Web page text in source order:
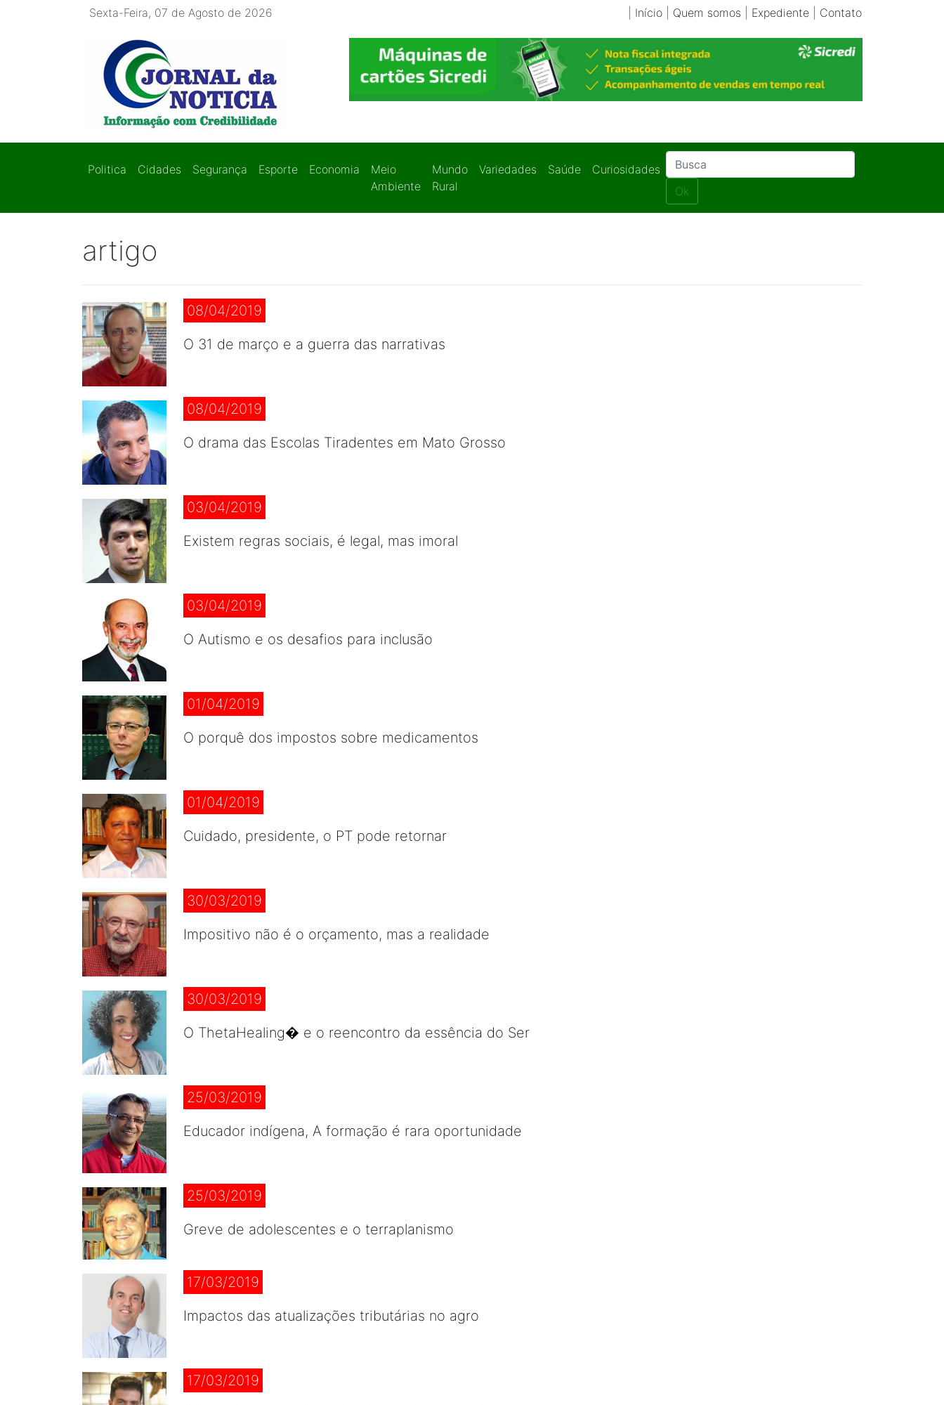
Sexta-Feira, 07 de Agosto de 2026 Início| Quem somos Expediente| Contato
Politica Cidades Segurança Esporte Economia
Meio
Ambiente
Mundo
Rural
Variedades Saúde
Curiosidades
Ok
artigo
08/04/2019
O 31 de março e a guerra das narrativas
08/04/2019
O drama das Escolas Tiradentes em Mato Grosso
03/04/2019
Existem regras sociais, é legal, mas imoral
03/04/2019
O Autismo e os desafios para inclusão
01/04/2019
O porquê dos impostos sobre medicamentos
01/04/2019
Cuidado, presidente, o PT pode retornar
30/03/2019
Impositivo não é o orçamento, mas a realidade
30/03/2019
O ThetaHealing� e o reencontro da essência do Ser
25/03/2019
Educador indígena, A formação é rara oportunidade
25/03/2019
Greve de adolescentes e o terraplanismo
17/03/2019
Impactos das atualizações tributárias no agro
17/03/2019